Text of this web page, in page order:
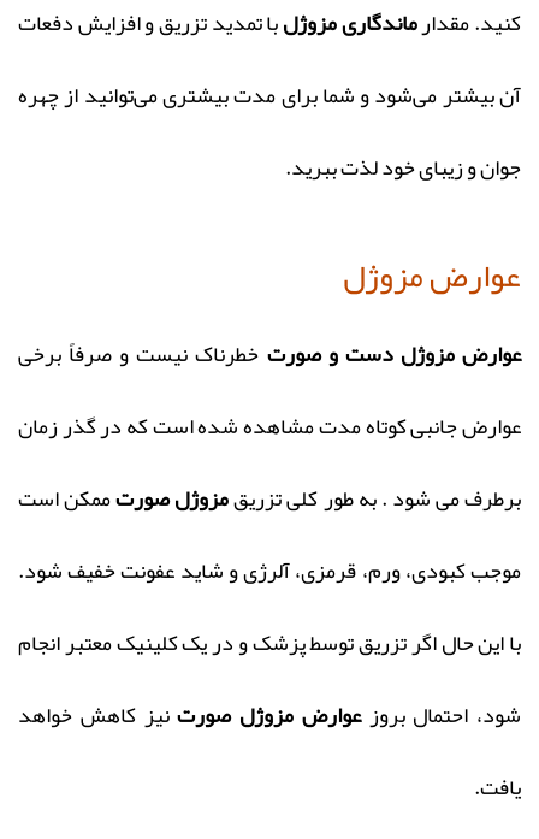
کنید. مقدارماندگاری مزوژلبا تمدید تزریق و افزایش دفعات
آن بیشتر می‌شود و شما برای مدت بیشتری می‌توانید از چهره
جوان و زیبای خود لذت ببرید.
عوارض مزوژل
عوارض مزوژل دست و صورتخطرناک نیست و صرفاً برخی
عوارض جانبی کوتاه‌ مدت مشاهده شده است که در گذر زمان
برطرف می شود . به طور کلی تزریقمزوژل صورتممکن است
موجب کبودی، ورم، قرمزی، آلرژی و شاید عفونت خفیف شود.
با این حال اگر تزریق توسط پزشک و در یک کلینیک معتبر انجام
شود، احتمال بروزعوارض مزوژل صورتنیز کاهش خواهد
یافت.